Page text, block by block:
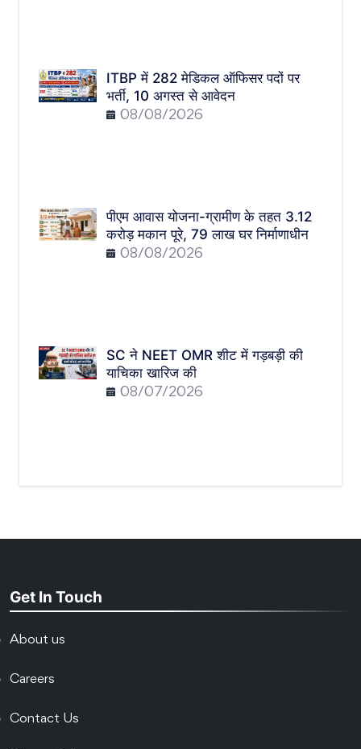
ITBP में 282 मेडिकल ऑफिसर पदों पर
भर्ती, 10 अगस्त से आवेदन
08/08/2026
पीएम आवास योजना-ग्रामीण के तहत 3.12
करोड़ मकान पूरे, 79 लाख घर निर्माणाधीन
08/08/2026
SC ने NEET OMR शीट में गड़बड़ी की
याचिका खारिज की
08/07/2026
Get In Touch
About us
Careers
Contact Us